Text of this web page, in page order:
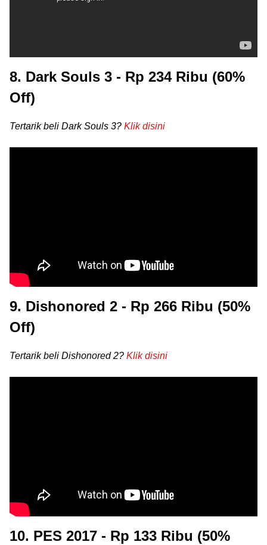
8. Dark Souls 3 - Rp 234 Ribu (60%
Off)
Tertarik beli Dark Souls 3? Klik disini
9. Dishonored 2 - Rp 266 Ribu (50%
Off)
Tertarik beli Dishonored 2? Klik disini
10. PES 2017 - Rp 133 Ribu (50%